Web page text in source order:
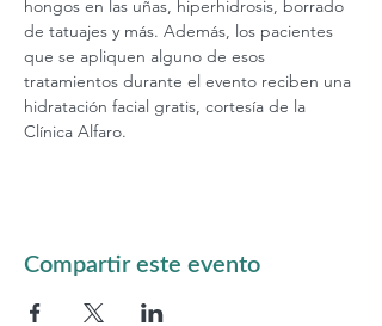
hongos en las uñas, hiperhidrosis, borrado
de tatuajes y más. Además, los pacientes
que se apliquen alguno de esos
tratamientos durante el evento reciben una
hidratación facial gratis, cortesía de la
Clínica Alfaro.
Compartir este evento